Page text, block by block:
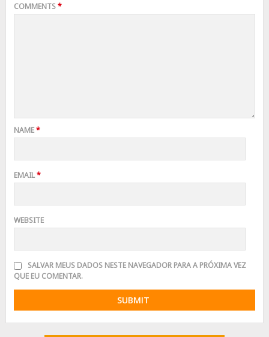
COMMENTS*
NAME*
EMAIL*
WEBSITE
SALVAR MEUS DADOS NESTE NAVEGADOR PARA A PRÓXIMA VEZ
QUE EU COMENTAR.